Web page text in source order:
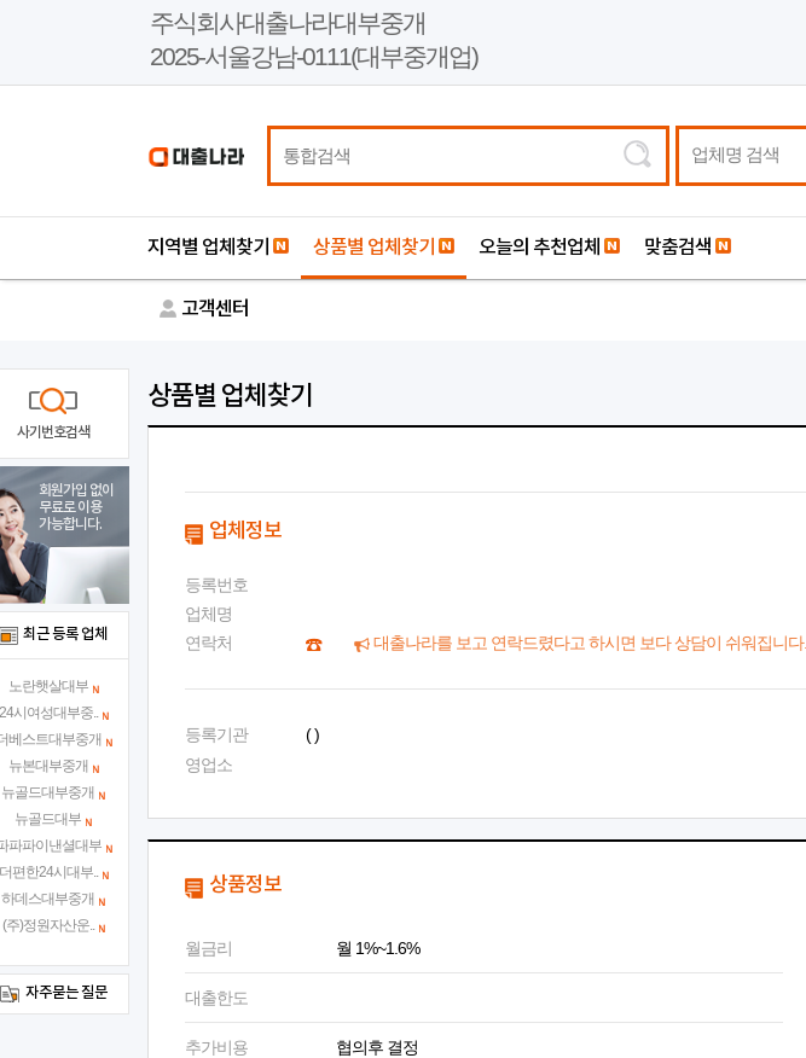
주식회사대출나라대부중개
2025-서울강남-0111(대부중개업)
업체명 검색
지역별 업체찾기 상품별 업체찾기 오늘의 추천업체 맞춤검색
고객센터
상품별 업체찾기
업체정보
등록번호
업체명
연락처
대출나라를 보고 연락드렸다고 하시면 보다 상담이 쉬워집니다.
등록기관
( )
영업소
상품정보
월금리 월 1%~1.6%
대출한도
추가비용 협의후 결정
사기번호검색
회원가입 없이
무료로 이용
가능합니다.
최근 등록 업체
노란햇살대부
시여성대부중..
베스트대부중개
뉴본대부중개
뉴골드대부중개
뉴골드대부
파파이낸셜대부
편한24시대부..
하데스대부중개
(주)정원자산운..
자주묻는 질문